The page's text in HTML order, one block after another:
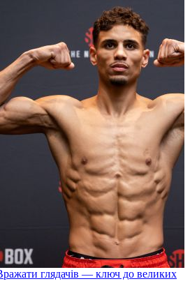
глядачів — ключ до великих